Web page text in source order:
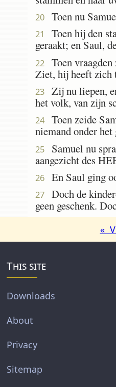
20 Toen nu
21
Toen hij den
geraakt; en Saul,
22
Toen
Ziet, hij heeft zich
23
Zij nu liepen,
het volk, van zijn
24
Toen zeide
niemand onder
25
Samuel nu
aangezicht des
26 En Saul ging
27
Doch de
geen geschenk.
«
This site
Downloads
About
Privacy
Sitemap